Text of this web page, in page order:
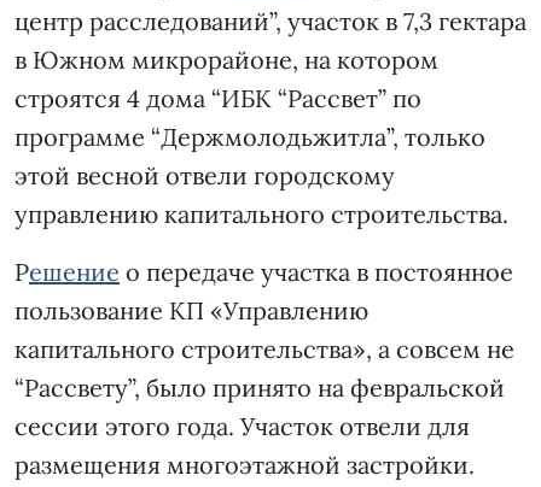
центр расследований”, участок в 7,3 гектара
в Южном микрорайоне, на котором
строятся 4 дома “ИБК “Рассвет” по
программе “Держмолодьжитла”, только
этой весной отвели городскому
управлению капитального строительства.
Решение о передаче участка в постоянное
пользование КП «Управлению
капитального строительства», а совсем не
“Рассвету”, было принято на февральской
сессии этого года. Участок отвели для
размещения многоэтажной застройки.